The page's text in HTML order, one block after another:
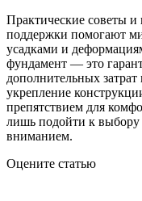
Практические советы и
поддержки помогают
усадками и
фундамент — это
дополнительных
укрепление
препятствием для
лишь подойти к выбору
вниманием.
Оцените статью